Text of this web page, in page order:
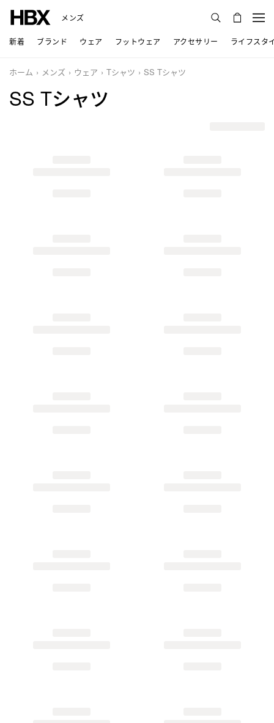
メンズ
新着 ブランド ウェア フットウェア アクセサリー ライフスタ
ホーム メンズ ウェア Tシャツ SS Tシャツ
SS Tシャツ